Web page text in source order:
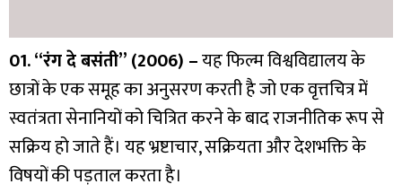
01. “रंग दे बसंती” (2006) –यह फिल्म विश्वविद्यालय के
छात्रों के एक समूह का अनुसरण करती है जो एक वृत्तचित्र में
स्वतंत्रता सेनानियों को चित्रित करने के बाद राजनीतिक रूप से
सक्रिय हो जाते हैं। यह भ्रष्टाचार, सक्रियता और देशभक्ति के
विषयों की पड़ताल करता है।